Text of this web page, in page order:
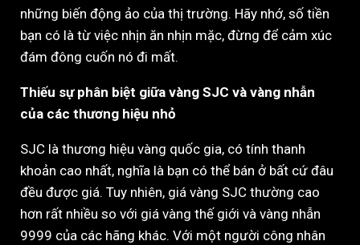
những biến động ảo của thị trường. Hãy nhớ, số tiền
bạn có là từ việc nhịn ăn nhịn mặc, đừng để cảm xúc
đám đông cuốn nó đi mất.
Thiếu sự phân biệt giữa vàng SJC và vàng nhẫn
của các thương hiệu nhỏ
SJC là thương hiệu vàng quốc gia, có tính thanh
khoản cao nhất, nghĩa là bạn có thể bán ở bất cứ đâu
đều được giá. Tuy nhiên, giá vàng SJC thường cao
hơn rất nhiều so với giá vàng thế giới và vàng nhẫn
9999 của các hãng khác. Với một người công nhân